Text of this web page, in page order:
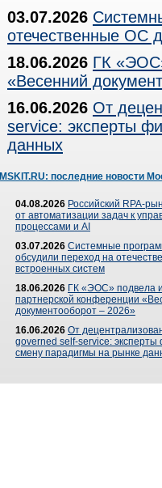
03.07.2026
отечественные ОС
18.06.2026 ГК
«Весенний
16.06.2026 От
service: эксперты
данных
MSKIT.RU: последние новости
04.08.2026 Российский RPA-
от автоматизации задач к
процессами и AI
03.07.2026 Системные
обсудили переход на
встроенных систем
18.06.2026 ГК «ЭОС» подвела
партнерской конференции
документооборот – 2026»
16.06.2026 От
governed self-service: эксперты
смену парадигмы на рынке